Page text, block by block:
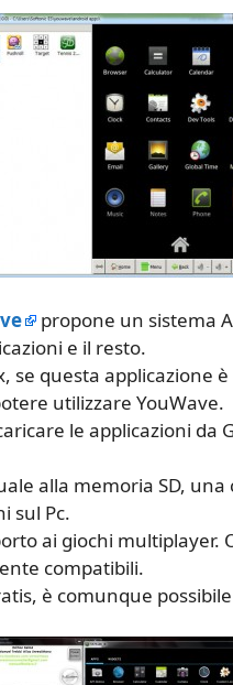
propone un sistema
e il resto.
se questa applicazione
utilizzare YouWave.
le applicazioni da
alla memoria SD,
sul Pc.
ai giochi multiplayer.
compatibili.
è comunque